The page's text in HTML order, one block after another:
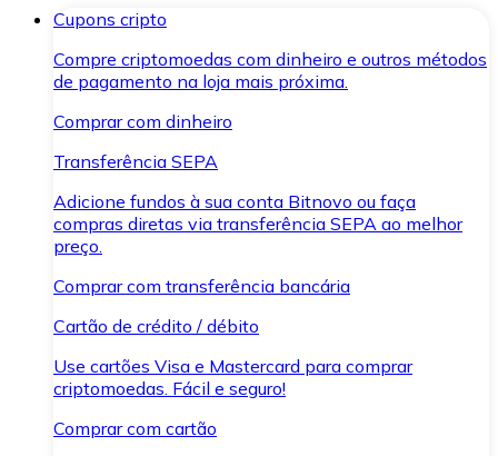
Cupons cripto
Compre criptomoedas com dinheiro e outros métodos
de pagamento na loja mais próxima.
Comprar com dinheiro
Transferência SEPA
Adicione fundos à sua conta Bitnovo ou faça
compras diretas via transferência SEPA ao melhor
preço.
Comprar com transferência bancária
Cartão de crédito / débito
Use cartões Visa e Mastercard para comprar
criptomoedas. Fácil e seguro!
Comprar com cartão